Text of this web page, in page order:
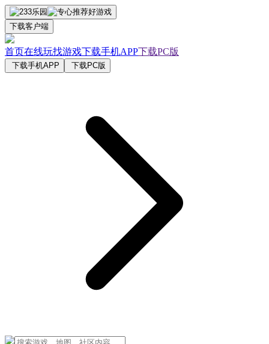
下载客户端
首页在线玩找游戏下载手机APP下载PC版
下载手机APP 下载PC版